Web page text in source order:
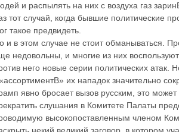
и распылять на них с воздуха газ
тот случай, когда бывшие политические
такое предвидеть.
и в этом случае не стоит обманываться.
недовольны, и многие из них
него новые серии политических атак.
их нападок значительно
явно бросает вызов русским, это может
слушания в Комитете Палаты
высокопоставленным членом